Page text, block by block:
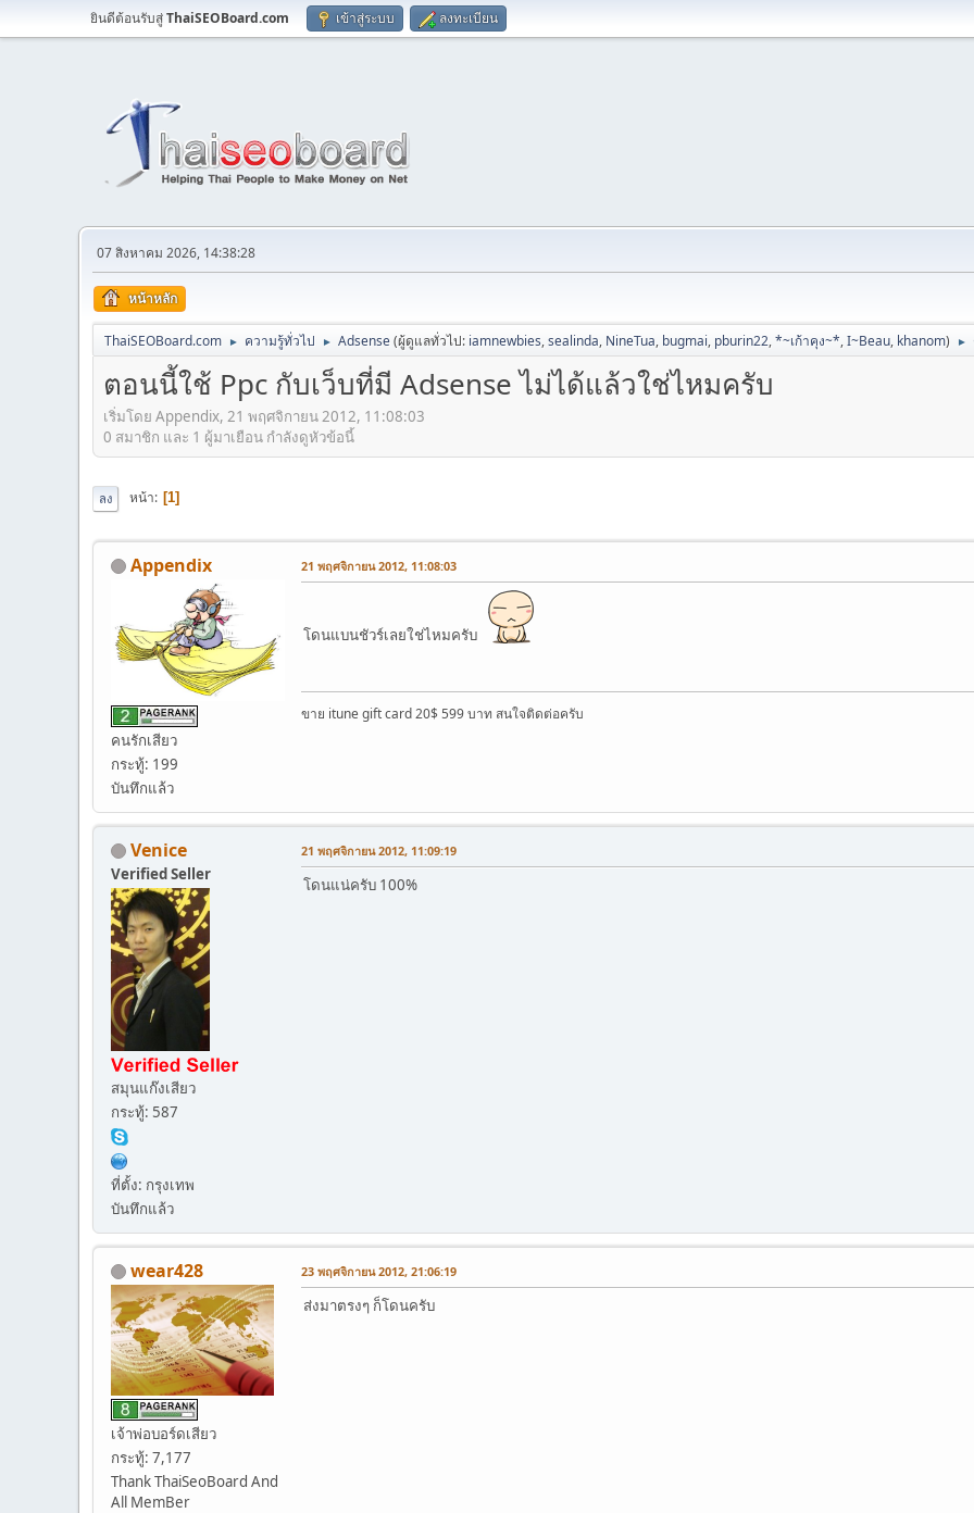
ยินดีต้อนรับสู่ThaiSEOBoard.com เข้าสู่ระบบ ลงทะเบียน
07 สิงหาคม 2026, 14:38:28
หน้าหลัก
ThaiSEOBoard.com ► ความรู้ทั่วไป ► Adsense(ผู้ดูแลทั่วไป: iamnewbies,sealinda, NineTua, bugmai, pburin22,*~เก้าคุง~*,I~Beau, khanom) ►
ตอนนี้ใช้ Ppc กับเว็บที่มี Adsense ไม่ได้แล้วใช่ไหมครับ
เริ่มโดย Appendix, 21 พฤศจิกายน 2012, 11:08:03
0 สมาชิก และ 1 ผู้มาเยือน กำลังดูหัวข้อนี้
ลง หน้า 1
Appendix
คนรักเสียว
กระทู้: 199
บันทึกแล้ว
21 พฤศจิกายน 2012, 11:08:03
โดนแบนชัวร์เลยใช่ไหมครับ
ขาย itune gift card 20$ 599 บาท สนใจติดต่อครับ
Venice
Verified Seller
สมุนแก๊งเสียว
กระทู้: 587
ที่ตั้ง: กรุงเทพ
บันทึกแล้ว
21 พฤศจิกายน 2012, 11:09:19
โดนแน่ครับ 100%
wear428
เจ้าพ่อบอร์ดเสียว
กระทู้: 7,177
Thank ThaiSeoBoard And
All MemBer
23 พฤศจิกายน 2012, 21:06:19
ส่งมาตรงๆ ก็โดนครับ